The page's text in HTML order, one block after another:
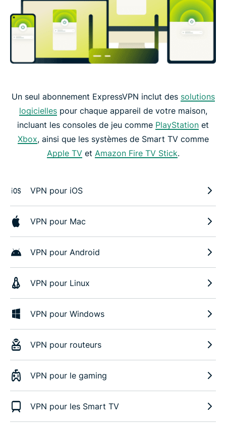
Un seul abonnement ExpressVPN inclut des solutions
logiciellespour chaque appareil de votre maison,
incluant les consoles de jeu comme PlayStation et
Xbox, ainsi que les systèmes de Smart TV comme
Apple TVet Amazon Fire TV Stick.
VPN pour iOS
VPN pour Mac
VPN pour Android
VPN pour Linux
VPN pour Windows
VPN pour routeurs
VPN pour le gaming
VPN pour les Smart TV